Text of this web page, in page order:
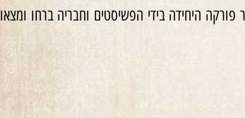
היחידה בידי הפשיסטים וחבריה ברחו ומצאו